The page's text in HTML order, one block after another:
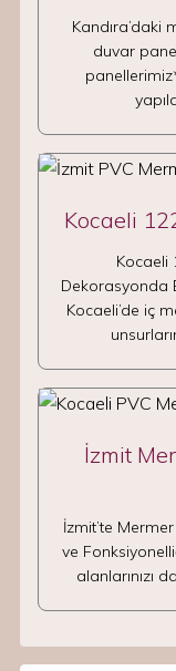
Kandıra’daki
duvar
Kocaeli
Kocaeli
Dekorasyonda
Kocaeli’de iç
İzmit
İzmit’te
ve
alanlarınızı